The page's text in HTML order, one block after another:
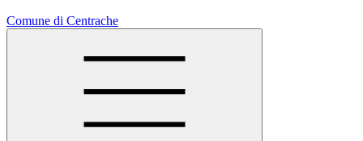
Comune di Centrache